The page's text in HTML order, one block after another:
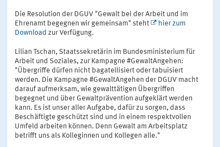
Die Resolution der DGUV "Gewalt bei der Arbeit und im
Ehrenamt begegnen wir gemeinsam" steht
hier zum
Download zur Verfügung.
Lilian Tschan, Staatssekretärin im Bundesministerium für
Arbeit und Soziales, zur Kampagne #GewaltAngehen:
"Übergriffe dürfen nicht bagatellisiert oder tabuisiert
werden. Die Kampagne #GewaltAngehen der DGUV macht
darauf aufmerksam, wie gewalttätigen Übergriffen
begegnet und über Gewaltprävention aufgeklärt werden
kann. Es ist unser aller Aufgabe, dafür zu sorgen, dass
Beschäftigte geschützt sind und in einem respektvollen
Umfeld arbeiten können. Denn Gewalt am Arbeitsplatz
betrifft uns als Kolleginnen und Kollegen alle."